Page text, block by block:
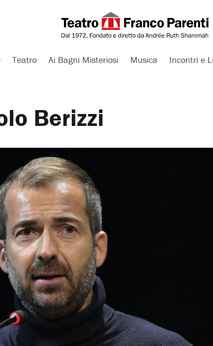
Teatro Ai Bagni Misteriosi Musica Incontri e
Berizzi